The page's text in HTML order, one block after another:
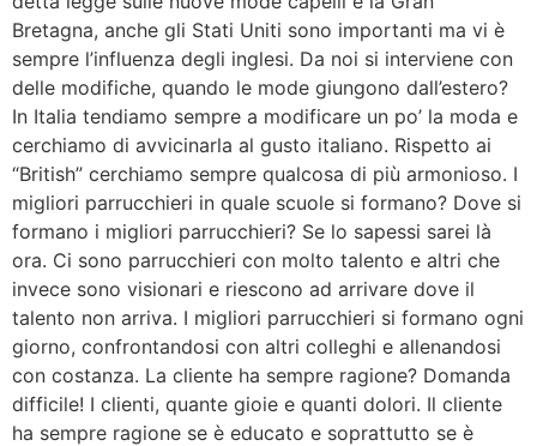
Bretagna, anche gli Stati Uniti sono importanti ma vi è
sempre l’influenza degli inglesi. Da noi si interviene con
delle modifiche, quando le mode giungono dall’estero?
In Italia tendiamo sempre a modificare un po’ la moda e
cerchiamo di avvicinarla al gusto italiano. Rispetto ai
“British” cerchiamo sempre qualcosa di più armonioso. I
migliori parrucchieri in quale scuole si formano? Dove si
formano i migliori parrucchieri? Se lo sapessi sarei là
ora. Ci sono parrucchieri con molto talento e altri che
invece sono visionari e riescono ad arrivare dove il
talento non arriva. I migliori parrucchieri si formano ogni
giorno, confrontandosi con altri colleghi e allenandosi
con costanza. La cliente ha sempre ragione? Domanda
difficile! I clienti, quante gioie e quanti dolori. Il cliente
ha sempre ragione se è educato e soprattutto se è